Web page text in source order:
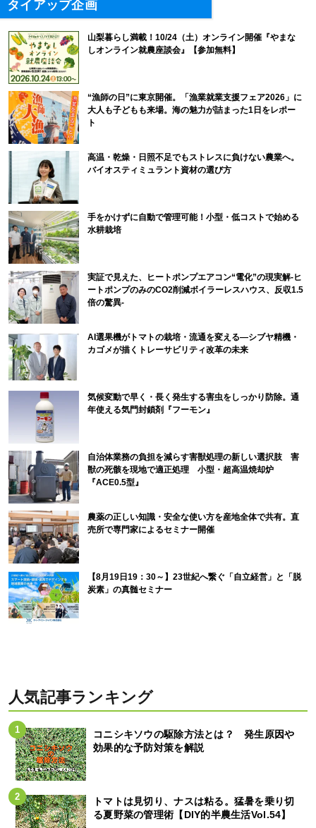
タイアップ企画
山梨暮らし満載！10/24（土）オンライン開催『やまな
しオンライン就農座談会』【参加無料】
“漁師の日”に東京開催。「漁業就業支援フェア2026」に
大人も子どもも来場。海の魅力が詰まった1日をレポー
ト
高温・乾燥・日照不足でもストレスに負けない農業へ。
バイオスティミュラント資材の選び方
手をかけずに自動で管理可能！小型・低コストで始める
水耕栽培
実証で見えた、ヒートポンプエアコン“電化”の現実解-ヒ
ートポンプのみのCO2削減ボイラーレスハウス、反収1.5
倍の驚異-
AI選果機がトマトの栽培・流通を変える―シブヤ精機・
カゴメが描くトレーサビリティ改革の未来
気候変動で早く・長く発生する害虫をしっかり防除。通
年使える気門封鎖剤『フーモン』
自治体業務の負担を減らす害獣処理の新しい選択肢 害
獣の死骸を現地で適正処理 小型・超高温焼却炉
『ACE0.5型』
農薬の正しい知識・安全な使い方を産地全体で共有。直
売所で専門家によるセミナー開催
【8月19日19：30～】23世紀へ繋ぐ「自立経営」と「脱
炭素」の真髄セミナー
人気記事ランキング
コニシキソウの駆除方法とは？ 発生原因や
効果的な予防対策を解説
トマトは見切り、ナスは粘る。猛暑を乗り切
る夏野菜の管理術【DIY的半農生活Vol.54】